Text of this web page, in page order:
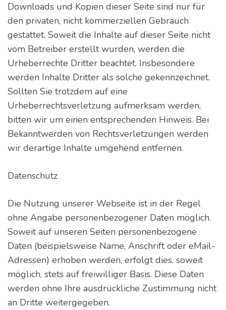
Downloads und Kopien dieser Seite sind nur für
den privaten, nicht kommerziellen Gebrauch
gestattet. Soweit die Inhalte auf dieser Seite nicht
vom Betreiber erstellt wurden, werden die
Urheberrechte Dritter beachtet. Insbesondere
werden Inhalte Dritter als solche gekennzeichnet.
Sollten Sie trotzdem auf eine
Urheberrechtsverletzung aufmerksam werden,
bitten wir um einen entsprechenden Hinweis. Bei
Bekanntwerden von Rechtsverletzungen werden
wir derartige Inhalte umgehend entfernen.
Datenschutz
Die Nutzung unserer Webseite ist in der Regel
ohne Angabe personenbezogener Daten möglich.
Soweit auf unseren Seiten personenbezogene
Daten (beispielsweise Name, Anschrift oder eMail-
Adressen) erhoben werden, erfolgt dies, soweit
möglich, stets auf freiwilliger Basis. Diese Daten
werden ohne Ihre ausdrückliche Zustimmung nicht
an Dritte weitergegeben.